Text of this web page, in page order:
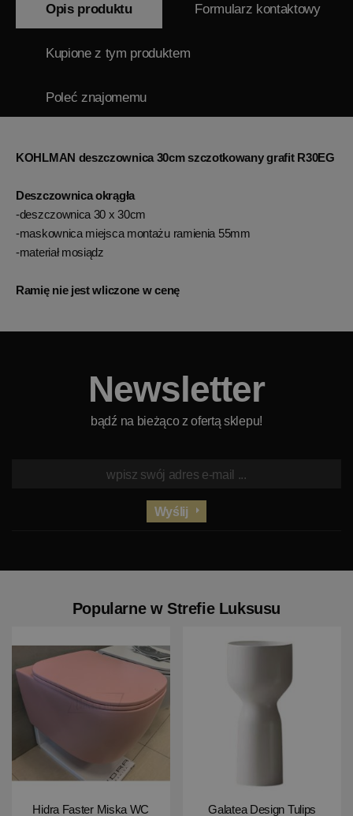
Opis produktu Formularz kontaktowy
Kupione z tym produktem
Poleć znajomemu
KOHLMAN deszczownica 30cm szczotkowany grafit R30EG
Deszczownica okrągła
-deszczownica 30 x 30cm
-maskownica miejsca montażu ramienia 55mm
-materiał mosiądz
Ramię nie jest wliczone w cenę
Newsletter
bądź na bieżąco z ofertą sklepu!
Wyślij
Popularne w Strefie Luksusu
Hidra Faster Miska WC
Galatea Design Tulips